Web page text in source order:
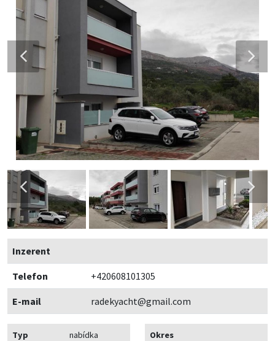
Inzerent
Telefon +420608101305
E-mail radekyacht@gmail.com
Typ
nabídka
Okres